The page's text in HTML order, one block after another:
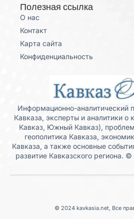
Полезная ссылка
О нас
Контакт
Карта сайта
Конфиденциальность
Информационно-аналитический
Кавказа, эксперты и аналитики о
Кавказ, Южный Кавказ),
геополитика Кавказа,
Кавказа, а также основные
развитие Кавказского региона.
© 2024 kavkasia.net, Все